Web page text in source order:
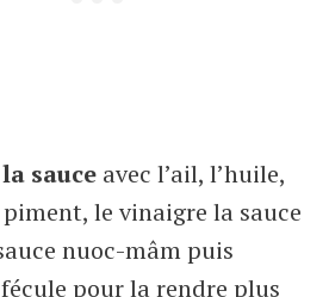
sauce avec l’ail, l’huile,
le vinaigre la sauce
nuoc-mâm puis
pour la rendre plus